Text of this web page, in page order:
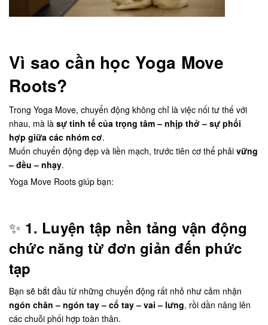
Vì sao cần học Yoga Move
Roots?
Trong Yoga Move, chuyển động không chỉ là việc nối tư thế với
nhau, mà là sự tinh tế của trọng tâm – nhịp thở – sự phối
hợp giữa các nhóm cơ.
Muốn chuyển động đẹp và liền mạch, trước tiên cơ thể phải vững
– đều – nhạy.
Yoga Move Roots giúp bạn:
✨ 1. Luyện tập nền tảng vận động
chức năng từ đơn giản đến phức
tạp
Bạn sẽ bắt đầu từ những chuyển động rất nhỏ như cảm nhận
ngón chân – ngón tay – cổ tay – vai – lưng, rồi dần nâng lên
các chuỗi phối hợp toàn thân.